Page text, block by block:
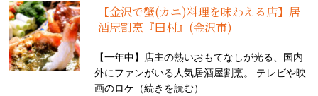
【金沢で蟹(カニ)料理を味わえる店】居
酒屋割烹『田村』(金沢市)
【一年中】店主の熱いおもてなしが光る、国内
外にファンがいる人気居酒屋割烹。 テレビや映
画のロケ（続きを読む）